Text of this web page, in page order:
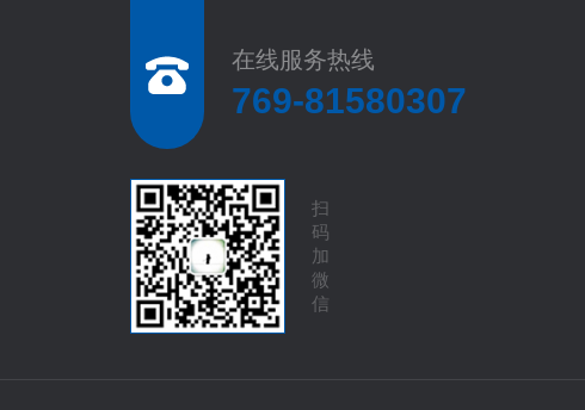
在线服务热线
769-81580307
扫
码
加
微
信